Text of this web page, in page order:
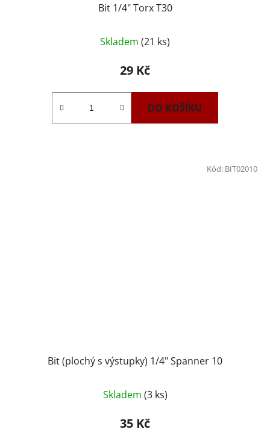
Bit 1/4" Torx T30
Skladem (21 ks)
29 Kč
DO KOŠÍKU
Bit (plochý s výstupky) 1/4" Spanner 10
hodnocení
produktu
Skladem (3 ks)
35 Kč
Kód: BIT02010